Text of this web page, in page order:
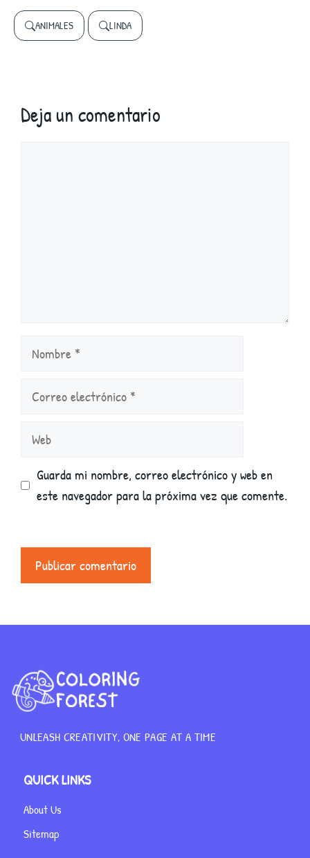
ANIMALES LINDA
Deja un comentario
Nombre
Correo
Web
Guarda mi nombre, correo electrónico y web en
este navegador para la próxima vez que comente.
UNLEASH CREATIVITY, ONE PAGE AT A TIME
QUICK LINKS
About Us
Sitemap